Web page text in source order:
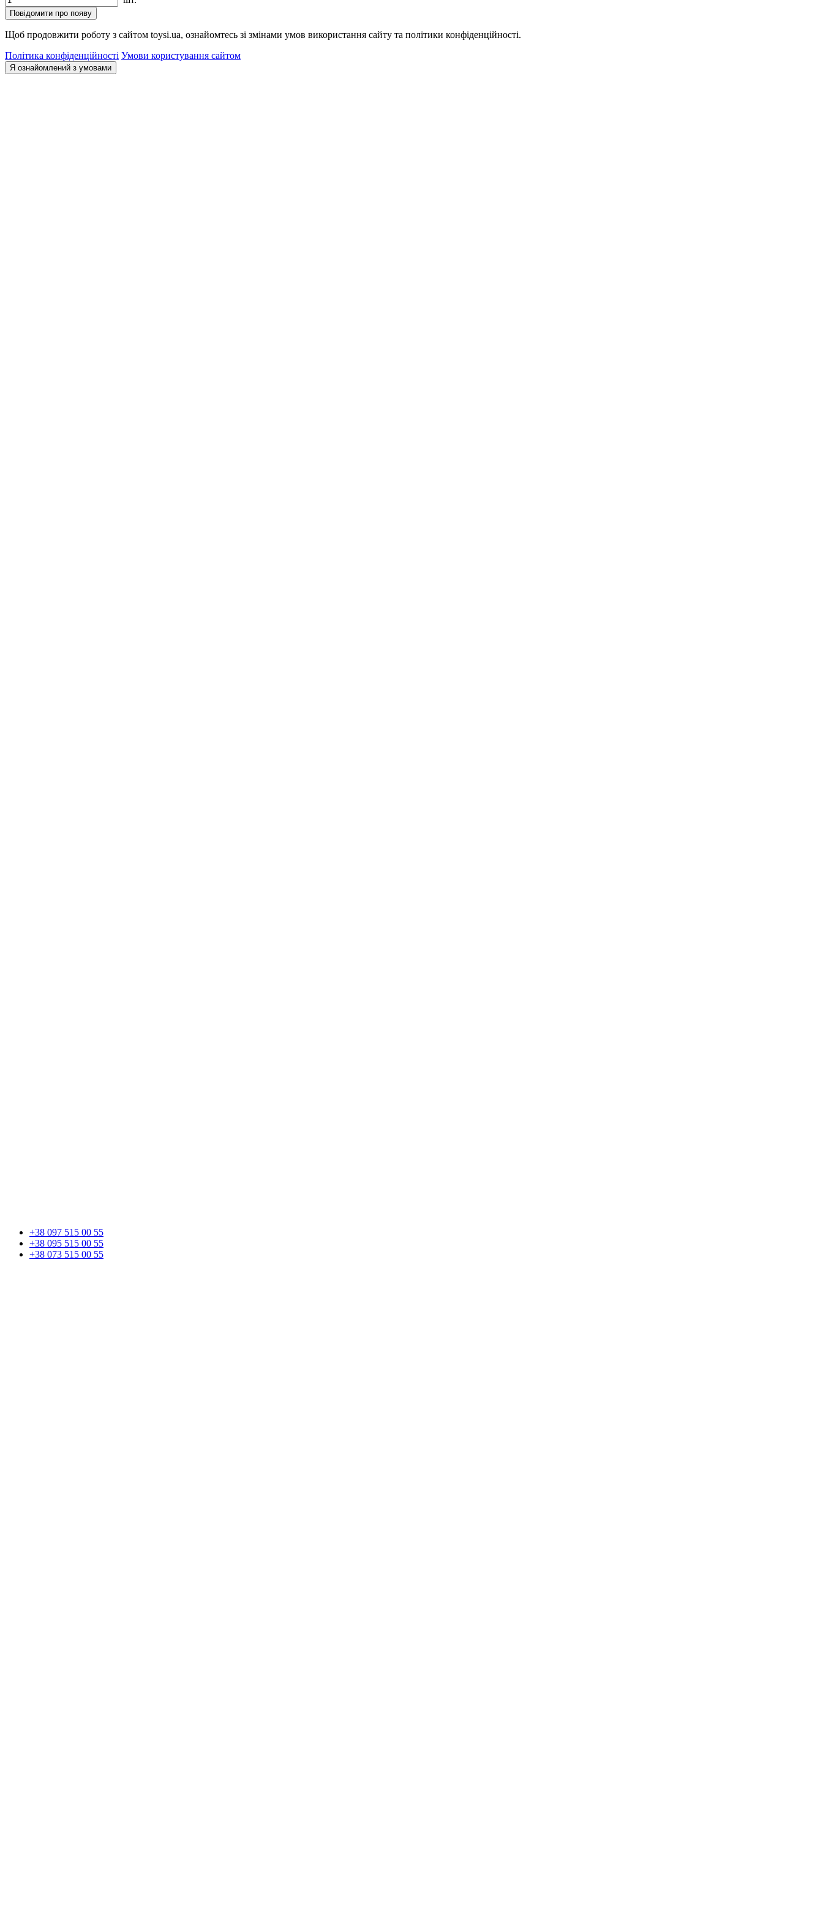
Повідомити про появу
Щоб продовжити роботу з сайтом toysi.ua, ознайомтесь зі змінами умов використання сайту та політики конфіденційності.
Політика конфіденційності Умови користування сайтом
Я ознайомлений з умовами
+38 097 515 00 55
+38 095 515 00 55
+38 073 515 00 55